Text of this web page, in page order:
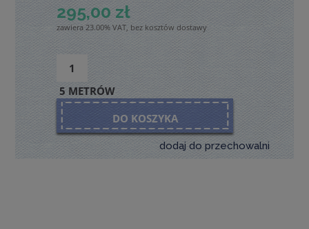
295,00 zł
zawiera 23.00% VAT, bez kosztów dostawy
5 METRÓW
DO KOSZYKA
dodaj do przechowalni